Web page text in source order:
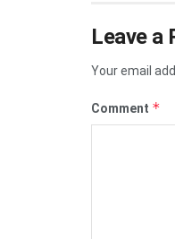
Leave a
Your email
Comment *